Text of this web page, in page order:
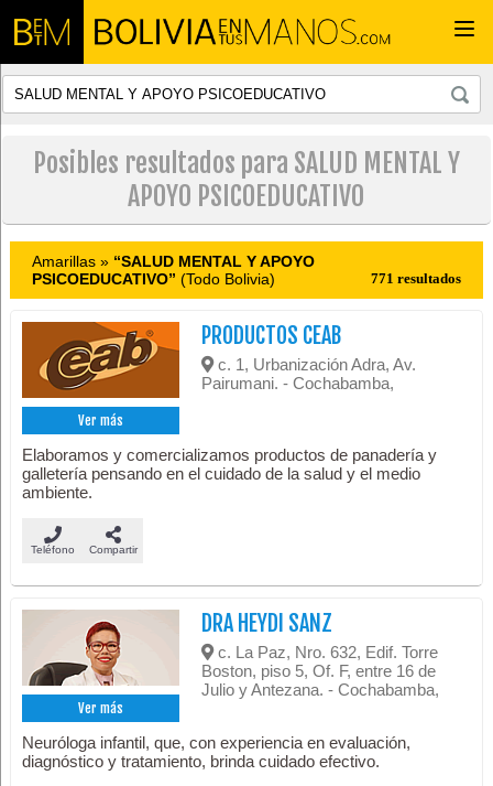
Posibles resultados para SALUD MENTAL Y
APOYO PSICOEDUCATIVO
Amarillas » “SALUD MENTAL Y APOYO
PSICOEDUCATIVO” (Todo Bolivia) 771 resultados
Ver más
PRODUCTOS CEAB
c. 1, Urbanización Adra, Av.
Pairumani. - Cochabamba,
Elaboramos y comercializamos productos de panadería y
galletería pensando en el cuidado de la salud y el medio
ambiente.
Teléfono Compartir
Ver más
DRA HEYDI SANZ
c. La Paz, Nro. 632, Edif. Torre
Boston, piso 5, Of. F, entre 16 de
Julio y Antezana. - Cochabamba,
Neuróloga infantil, que, con experiencia en evaluación,
diagnóstico y tratamiento, brinda cuidado efectivo.